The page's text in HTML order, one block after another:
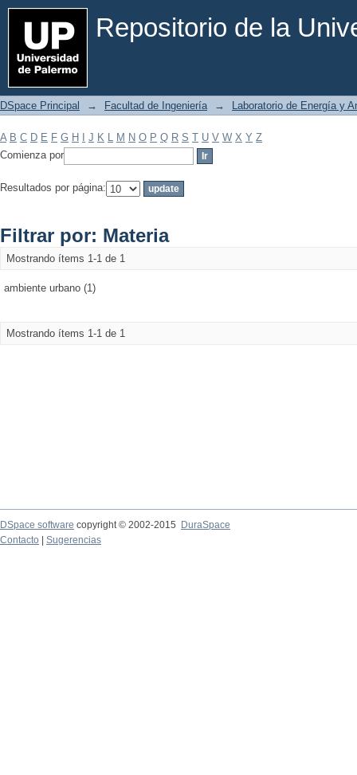
Repositorio de la
Filtrar por: Materia
DSpace Principal → Facultad de Ingeniería → Laboratorio de Energía y
A B C D E F G H J K L M N O P Q R S T U V W X Y Z
Comienza por
Resultados por página:
Filtrar por: Materia
Mostrando ítems 1-1 de 1
ambiente urbano (1)
Mostrando ítems 1-1 de 1
DSpace software copyright © 2002-2015
DuraSpace
Contacto
Sugerencias